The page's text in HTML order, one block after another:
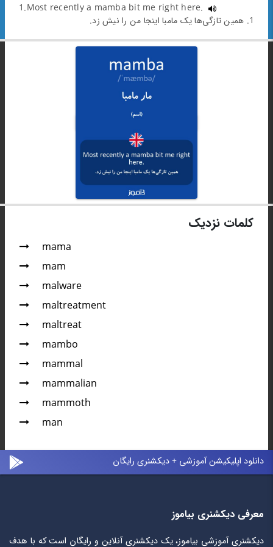
1.Most recently a mamba bit me right here.
1. همین تازگی‌ها یک مامبا اینجا من را نیش زد.
کلمات نزدیک
mama
mam
malware
maltreatment
maltreat
mambo
mammal
mammalian
mammoth
man
دانلود اپلیکیشن آموزشی + دیکشنری رایگان
معرفی دیکشنری بیاموز
دیکشنری آموزشی بیاموز، یک دیکشنری آنلاین و رایگان است که با هدف